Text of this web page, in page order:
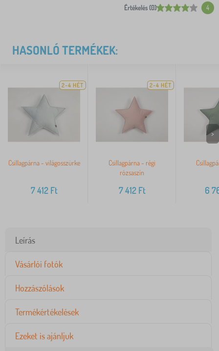
Értékelés (0) 4
HASONLÓ TERMÉKEK:
2-4 HÉT
Csillagpárna - világosszürke
7 412Ft
2-4 HÉT
Csillagpárna - régi
rózsaszín
7 412Ft 6
>
Leírás
Vásárlói fotók
Hozzászólások
Termékértékelések
Ezeket is ajánljuk